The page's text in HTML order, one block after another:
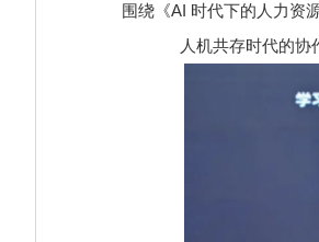
围绕《AI 时代下的人力资源
人机共存时代的协